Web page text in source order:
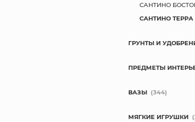
САНТИНО
САНТИНО ТЕРРА
ГРУНТЫ И
ПРЕДМЕТЫ
ВАЗЫ (344)
МЯГКИЕ ИГРУШКИ